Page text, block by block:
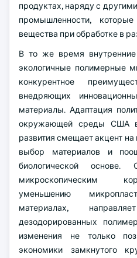
продуктах, наряду с
промышленности,
вещества при обработке в
В то же время
экологичные полимерные
конкурентное
внедряющих
материалы. Адаптация
окружающей среды США в
развития смещает акцент
выбор материалов и
биологической
микроскопическим
уменьшению
материалах,
дезодорированных
изменения не только
экономики замкнутого